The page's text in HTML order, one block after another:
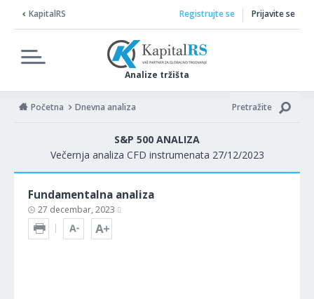
KapitalRS
Analize tržišta
Registrujte se Prijavite se
Početna Dnevna analiza Pretražite
S&P 500 ANALIZA
Večernja analiza CFD instrumenata 27/12/2023
Fundamentalna analiza
27 decembar, 2023